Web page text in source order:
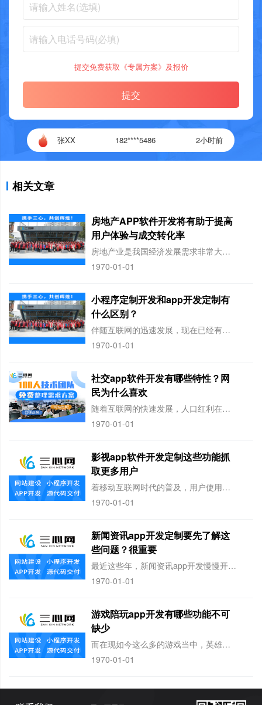
提交免费获取《专属方案》及报价
提交
张XX 182****5486 2小时前
张XX 182****5486 2小时前
相关文章
房地产APP软件开发将有助于提高
用户体验与成交转化率
房地产业是我国经济发展需求非常大的一个核心产业，也是影响国民经济发展的大型产业。
1970-01-01
小程序定制开发和app开发定制有
什么区别？
伴随互联网的迅速发展，现在已经有越来越多的商家会选择借助网络来销售自己的产品，但
1970-01-01
社交app软件开发有哪些特性？网
民为什么喜欢
​随着互联网的快速发展，人口红利在给移动互联网带来了更多增长机遇的同时人与人之间
1970-01-01
影视app软件开发定制这些功能抓
取更多用户
着移动互联网时代的普及，用户使用智能手机、平板电脑的时间变得越来越多，让移动AP
1970-01-01
新闻资讯app开发定制要先了解这
些问题？很重要
最近这些年，新闻资讯app开发慢慢开始流行，互联网的发展速度业内都有目共睹的，进
1970-01-01
游戏陪玩app开发有哪些功能不可
缺少
而在现如今这么多的游戏当中，英雄联盟、王者荣耀、和平精英等这些大家耳熟能详的游戏
1970-01-01